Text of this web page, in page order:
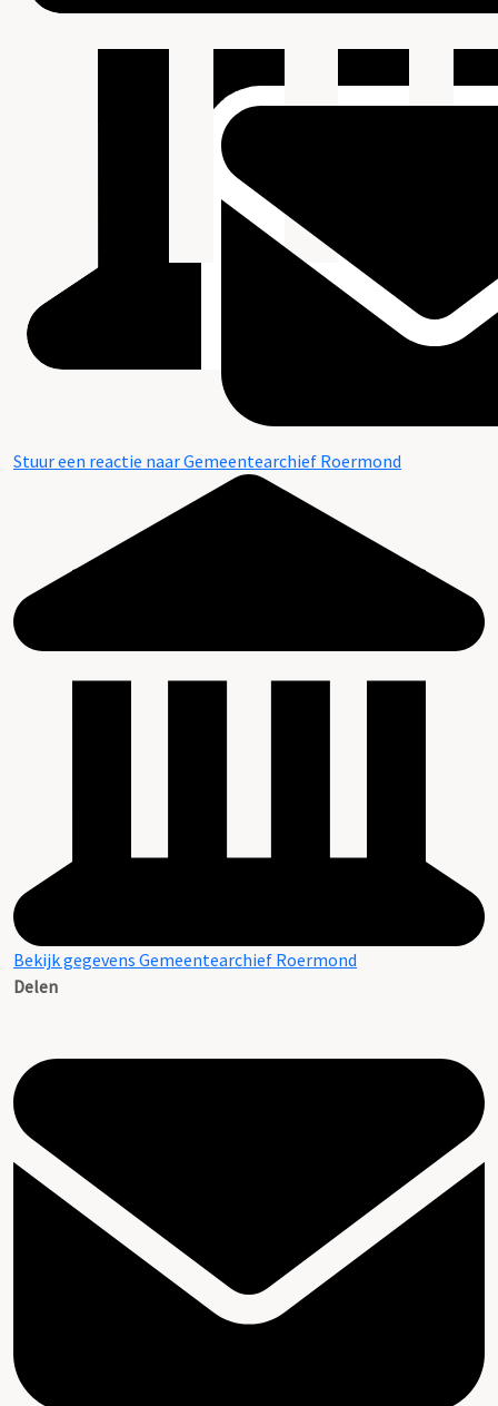
Stuur een reactie naar Gemeentearchief Roermond
Bekijk gegevens Gemeentearchief Roermond
Delen